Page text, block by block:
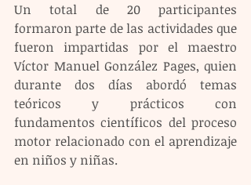
Un total de 20 participantes
formaron parte de las actividades que
fueron impartidas por el maestro
Víctor Manuel González Pages, quien
durante dos días abordó temas
teóricos y prácticos con
fundamentos científicos del proceso
motor relacionado con el aprendizaje
en niños y niñas.